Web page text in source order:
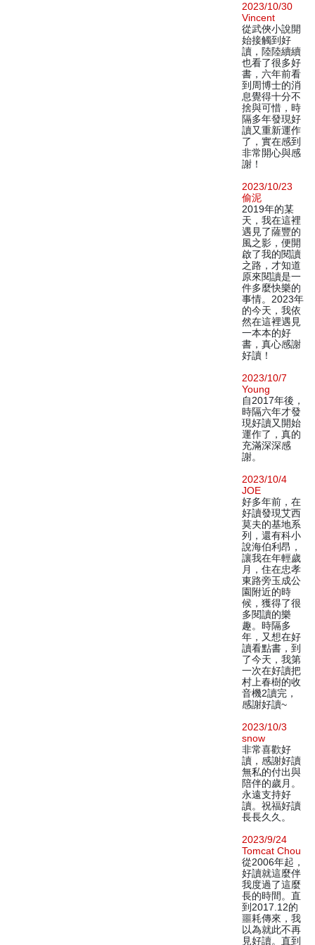
2023/10/30
Vincent
從武俠小說開
始接觸到好
讀，陸陸續續
也看了很多好
書，六年前看
到周博士的消
息覺得十分不
捨與可惜，時
隔多年發現好
讀又重新運作
了，實在感到
非常開心與感
謝！
2023/10/23
偷泥
2019年的某
天，我在這裡
遇見了薩豐的
風之影，便開
啟了我的閱讀
之路，才知道
原來閱讀是一
件多麼快樂的
事情。2023年
的今天，我依
然在這裡遇見
一本本的好
書，真心感謝
好讀！
2023/10/7
Young
自2017年後，
時隔六年才發
現好讀又開始
運作了，真的
充滿深深感
謝。
2023/10/4
JOE
好多年前，在
好讀發現艾西
莫夫的基地系
列，還有科小
說海伯利昂，
讓我在年輕歲
月，住在忠孝
東路旁玉成公
園附近的時
候，獲得了很
多閱讀的樂
趣。時隔多
年，又想在好
讀看點書，到
了今天，我第
一次在好讀把
村上春樹的收
音機2讀完，
感謝好讀~
2023/10/3
snow
非常喜歡好
讀，感謝好讀
無私的付出與
陪伴的歲月。
永遠支持好
讀。祝福好讀
長長久久。
2023/9/24
Tomcat Chou
從2006年起，
好讀就這麼伴
我度過了這麼
長的時間。直
到2017.12的
噩耗傳來，我
以為就此不再
見好讀。直到